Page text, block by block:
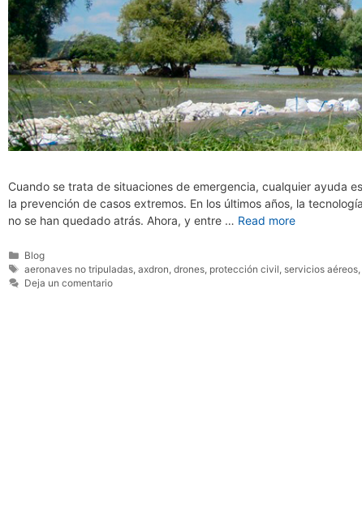
Cuando se trata de situaciones de emergencia, cualquier ayuda
la prevención de casos extremos. En los últimos años, la
no se han quedado atrás. Ahora, y entre … Read more
Categorías
Blog
Etiquetas
aeronaves no tripuladas,axdron,drones, protección civil, servicios aéreos,
Deja un comentario